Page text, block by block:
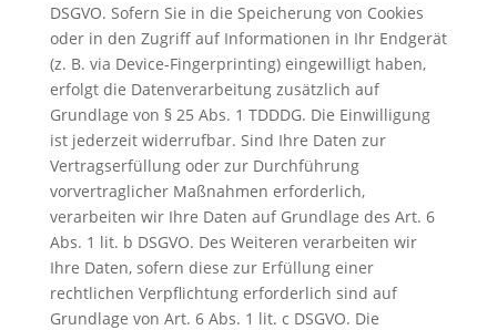
DSGVO. Sofern Sie in die Speicherung von Cookies
oder in den Zugriff auf Informationen in Ihr Endgerät
(z. B. via Device-Fingerprinting) eingewilligt haben,
erfolgt die Datenverarbeitung zusätzlich auf
Grundlage von § 25 Abs. 1 TDDDG. Die Einwilligung
ist jederzeit widerrufbar. Sind Ihre Daten zur
Vertragserfüllung oder zur Durchführung
vorvertraglicher Maßnahmen erforderlich,
verarbeiten wir Ihre Daten auf Grundlage des Art. 6
Abs. 1 lit. b DSGVO. Des Weiteren verarbeiten wir
Ihre Daten, sofern diese zur Erfüllung einer
rechtlichen Verpflichtung erforderlich sind auf
Grundlage von Art. 6 Abs. 1 lit. c DSGVO. Die